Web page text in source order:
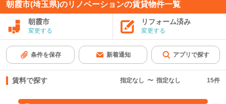
朝霞市(埼玉県)のリノベーションの賃貸物件一覧
朝霞市
変更する
リフォーム済み
変更する
条件を保存 新着通知 アプリで探す
賃料で探す 指定なし 〜 指定なし 15件